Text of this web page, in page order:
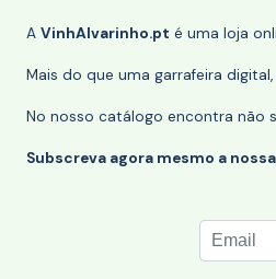
A VinhAlvarinho.pt é uma loja
Mais do que uma garrafeira
No nosso catálogo encontra não
Subscreva agora mesmo a